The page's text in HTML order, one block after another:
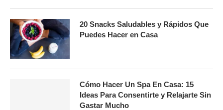
20 Snacks Saludables y Rápidos Que
Puedes Hacer en Casa
Cómo Hacer Un Spa En Casa: 15
Ideas Para Consentirte y Relajarte Sin
Gastar Mucho